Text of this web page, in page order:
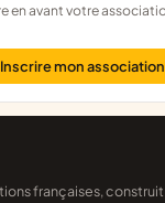
Inscrire mon association